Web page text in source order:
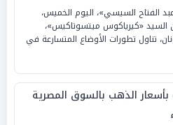
الفتاح السيسي»، اليوم الخميس،
السيد «كيرياكوس ميتسوتاكيس»،
تناول تطورات الأوضاع المتسارعة في
بأسعار الذهب بالسوق المصرية